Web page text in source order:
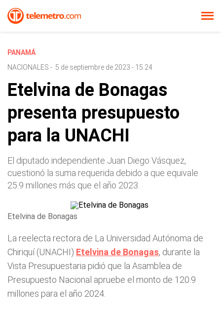
PANAMÁ
NACIONALES - 5 de septiembre de 2023 - 15:24
Etelvina de Bonagas
presenta presupuesto
para la UNACHI
El diputado independiente Juan Diego Vásquez,
cuestionó la suma requerida debido a que equivale
25.9 millones más que el año 2023.
Etelvina de Bonagas
La reelecta rectora de La Universidad Autónoma de
Chiriquí (UNACHI) Etelvina de Bonagas, durante la
Vista Presupuestaria pidió que la Asamblea de
Presupuesto Nacional apruebe el monto de 120.9
millones para el año 2024.